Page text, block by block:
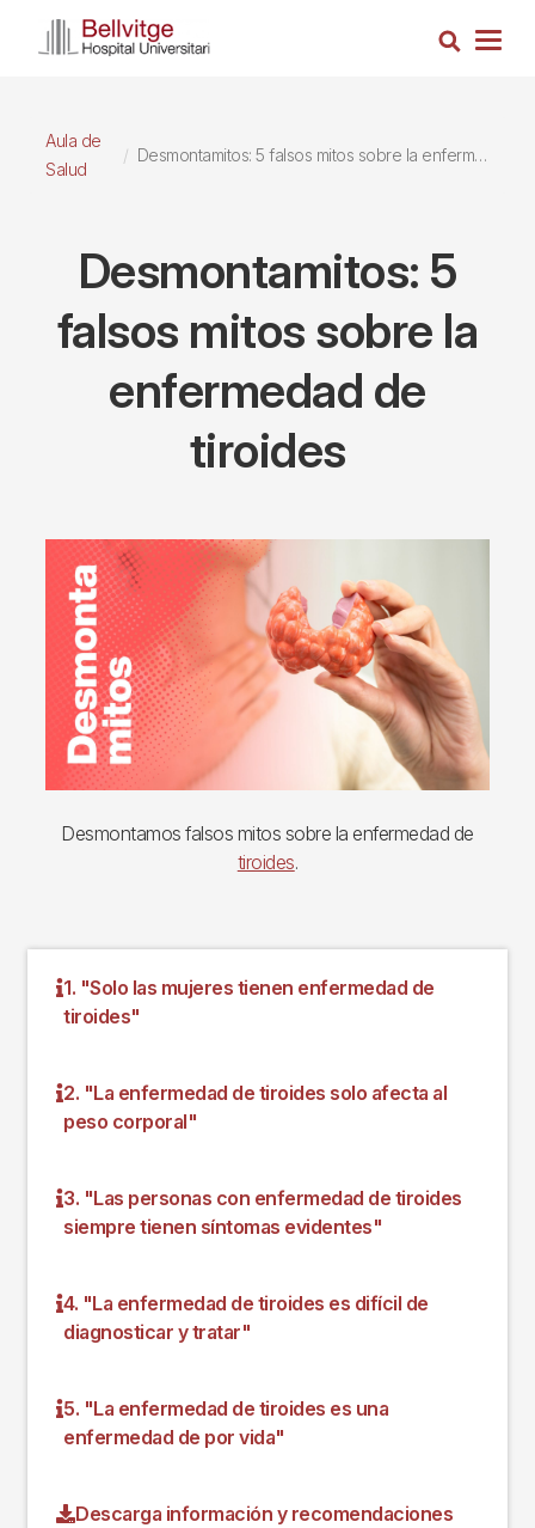
Busca
Aula de
Salud
Desmontamitos: 5 falsos mitos sobre la enfermedad de tiroides
Desmontamitos: 5
falsos mitos sobre la
enfermedad de
tiroides
Imagen
Desmontamos falsos mitos sobre la enfermedad de
tiroides.
1. "Solo las mujeres tienen enfermedad de
tiroides"
2. "La enfermedad de tiroides solo afecta al
peso corporal"
3. "Las personas con enfermedad de tiroides
siempre tienen síntomas evidentes"
4. "La enfermedad de tiroides es difícil de
diagnosticar y tratar"
5. "La enfermedad de tiroides es una
enfermedad de por vida"
Descarga información y recomendaciones